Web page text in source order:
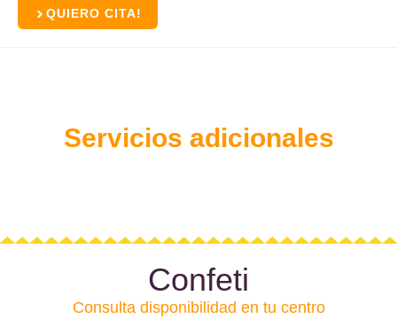
QUIERO CITA!
Servicios adicionales
Confeti
Consulta disponibilidad en tu centro